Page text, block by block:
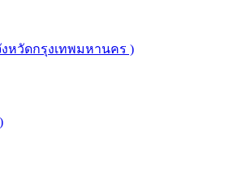
งหวัดกรุงเทพมหานคร )